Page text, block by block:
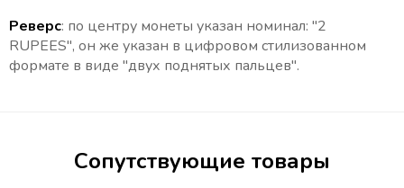
Реверс: по центру монеты указан номинал: "2
RUPEES", он же указан в цифровом стилизованном
формате в виде "двух поднятых пальцев".
Сопутствующие товары